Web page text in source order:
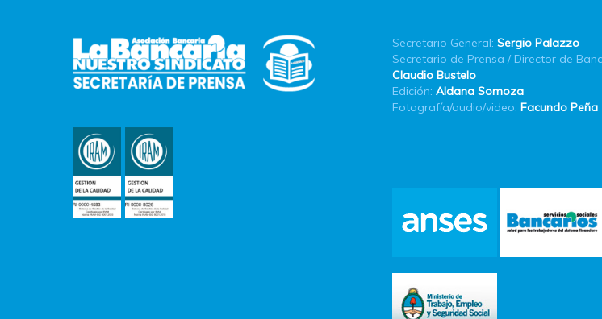
Secretario General: Sergio Palazzo
Secretario de Prensa / Director de
Claudio Bustelo
Edición: Aldana Somoza
Fotografía/audio/video: Facundo Peña